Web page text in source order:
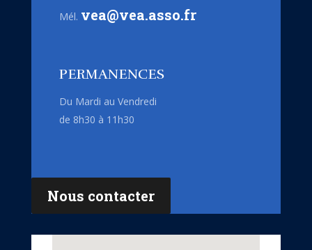
Mél. vea@vea.asso.fr
PERMANENCES
Du Mardi au Vendredi
de 8h30 à 11h30
Nous contacter